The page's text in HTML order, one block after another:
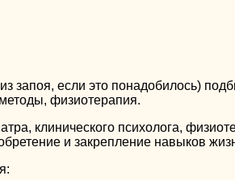
запоя, если это понадобилось)
физиотерапия.
клинического психолога,
и закрепление навыков